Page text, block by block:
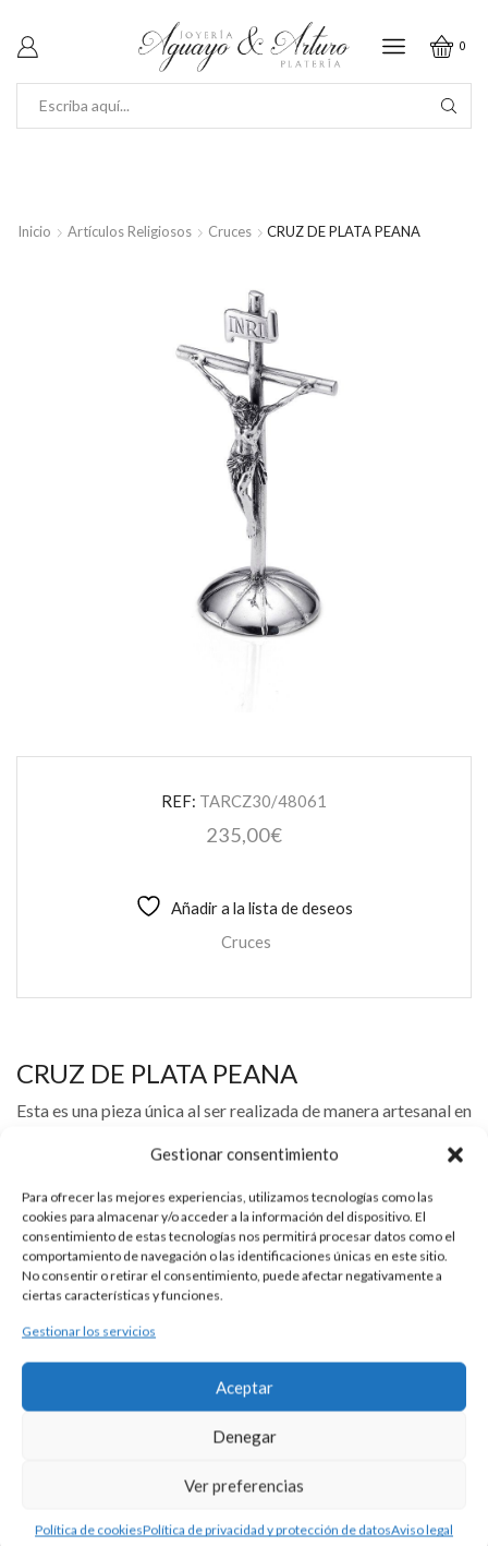
Gestionar consentimiento
Para ofrecer las mejores experiencias, utilizamos tecnologías como las
cookies para almacenar y/o acceder a la información del dispositivo. El
consentimiento de estas tecnologías nos permitirá procesar datos como el
comportamiento de navegación o las identificaciones únicas en este sitio.
No consentir o retirar el consentimiento, puede afectar negativamente a
ciertas características y funciones.
Gestionar los servicios
Aceptar
Denegar
Ver preferencias
Política de cookiesPolítica de privacidad y protección de datosAviso legal
0
Inicio Artículos Religiosos Cruces CRUZ DE PLATA PEANA
REF: TARCZ30/48061
235,00€
Añadir a la lista de deseos
Cruces
CRUZ DE PLATA PEANA
Esta es una pieza única al ser realizada de manera artesanal en
características y precio pueden variar de una pieza a otra.
Para cualquier consulta contacte con nosotros.
DESCRIPCIÓN
Crucifijo de plata 925 con Cristo superpuesto y peana
Medidas aproximadas 7,50 x 3,70 cm.
Medidas aproximadas de peana 2,50 cm. de diámetro.
Se puede personalizar con la tipografía que usted elija. Precio